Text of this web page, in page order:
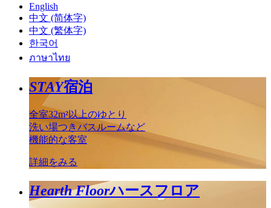
English
中文 (简体字)
中文 (繁体字)
한국어
ภาษาไทย
STAY宿泊
全室32m²以上のゆとり
洗い場つきバスルームなど
機能的な客室
詳細をみる
Hearth Floorハースフロア